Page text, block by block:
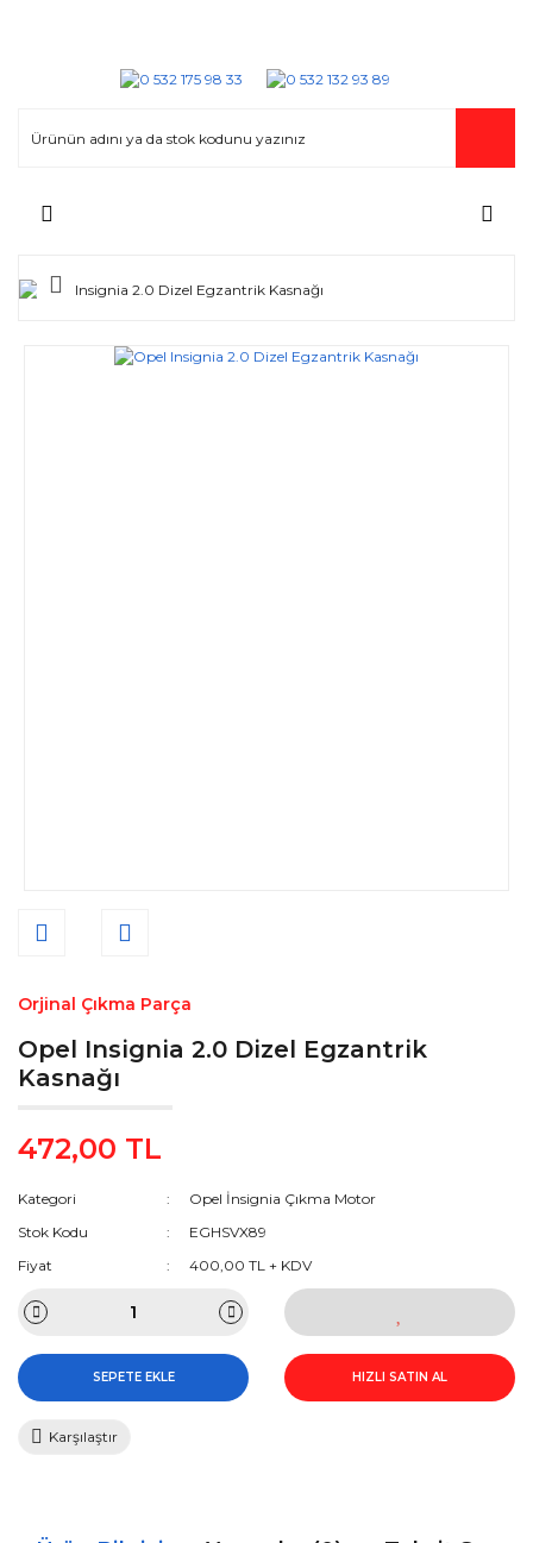
Orjinal Çıkma Parça
Opel Insignia 2.0 Dizel Egzantrik
Kasnağı
472,00 TL
Kategori
Opel İnsignia Çıkma Motor
Stok Kodu
EGHSVX89
Fiyat
400,00 TL + KDV
SEPETE EKLE HIZLI SATIN AL
Karşılaştır